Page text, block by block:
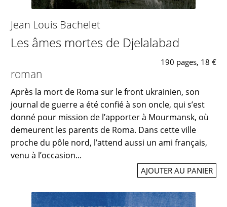
Jean Louis Bachelet
Les âmes mortes de Djelalabad
190 pages, 18 €
roman
Après la mort de Roma sur le front ukrainien, son
journal de guerre a été confié à son oncle, qui s’est
donné pour mission de l’apporter à Mourmansk, où
demeurent les parents de Roma. Dans cette ville
proche du pôle nord, l’attend aussi un ami français,
venu à l’occasion...
AJOUTER AU PANIER